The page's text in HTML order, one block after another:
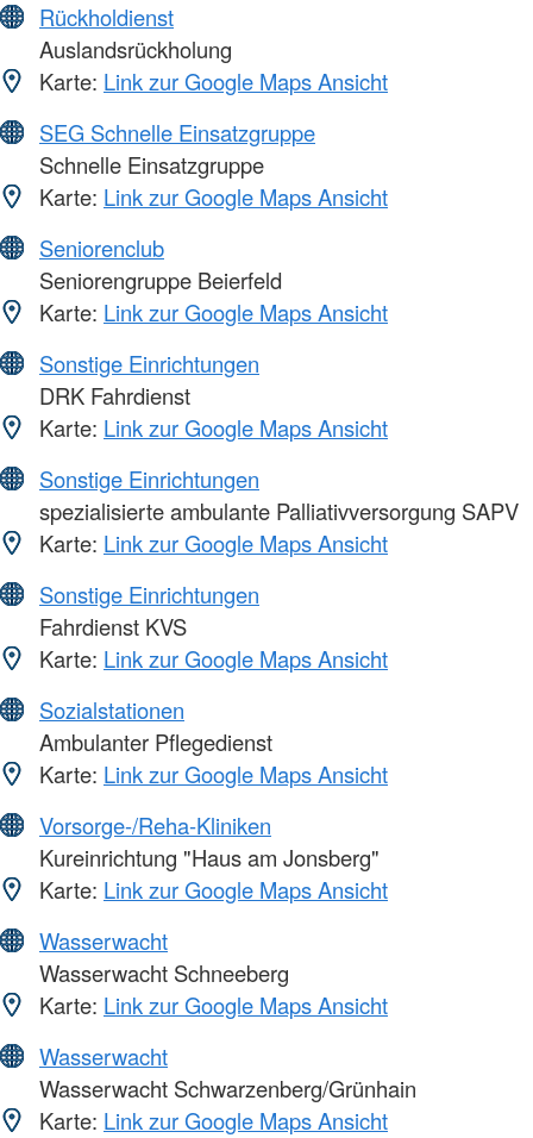
Rückholdienst
Auslandsrückholung
Karte: Link zur Google Maps Ansicht
SEG Schnelle Einsatzgruppe
Schnelle Einsatzgruppe
Karte: Link zur Google Maps Ansicht
Seniorenclub
Seniorengruppe Beierfeld
Karte: Link zur Google Maps Ansicht
Sonstige Einrichtungen
DRK Fahrdienst
Karte: Link zur Google Maps Ansicht
Sonstige Einrichtungen
spezialisierte ambulante Palliativversorgung SAPV
Karte: Link zur Google Maps Ansicht
Sonstige Einrichtungen
Fahrdienst KVS
Karte: Link zur Google Maps Ansicht
Sozialstationen
Ambulanter Pflegedienst
Karte: Link zur Google Maps Ansicht
Vorsorge-/Reha-Kliniken
Kureinrichtung "Haus am Jonsberg"
Karte: Link zur Google Maps Ansicht
Wasserwacht
Wasserwacht Schneeberg
Karte: Link zur Google Maps Ansicht
Wasserwacht
Wasserwacht Schwarzenberg/Grünhain
Karte: Link zur Google Maps Ansicht